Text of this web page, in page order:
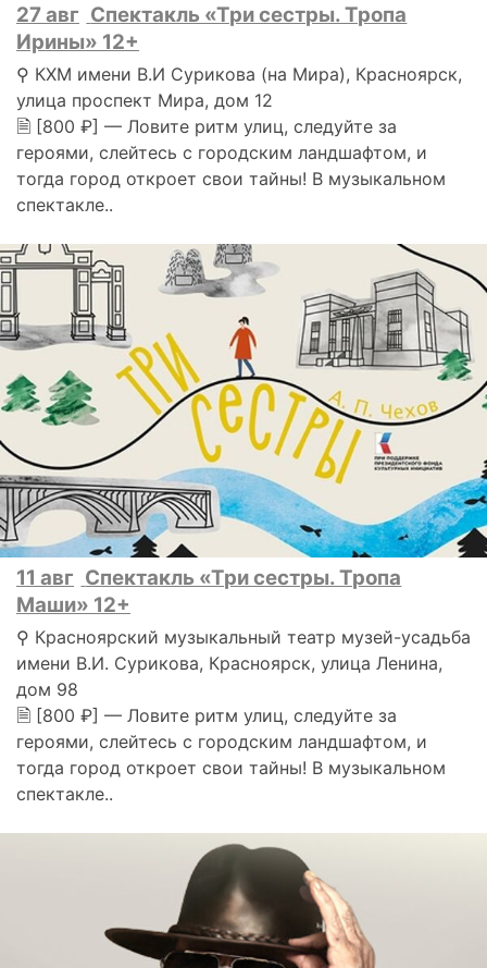
27 авг Спектакль «Три сестры. Тропа
Ирины» 12+
⚲ КХМ имени В.И Сурикова (на Мира), Красноярск,
улица проспект Мира, дом 12
🗎 [800 ₽] — Ловите ритм улиц, следуйте за
героями, слейтесь с городским ландшафтом, и
тогда город откроет свои тайны! В музыкальном
спектакле..
11 авг Спектакль «Три сестры. Тропа
Маши» 12+
⚲ Красноярский музыкальный театр музей-усадьба
имени В.И. Сурикова, Красноярск, улица Ленина,
дом 98
🗎 [800 ₽] — Ловите ритм улиц, следуйте за
героями, слейтесь с городским ландшафтом, и
тогда город откроет свои тайны! В музыкальном
спектакле..